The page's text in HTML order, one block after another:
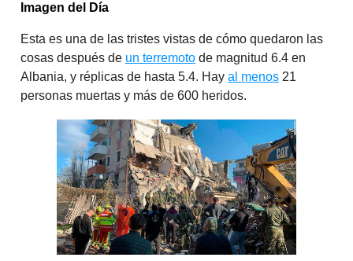
Imagen del Día
Esta es una de las tristes vistas de cómo quedaron las
cosas después de un terremoto de magnitud 6.4 en
Albania, y réplicas de hasta 5.4. Hay al menos 21
personas muertas y más de 600 heridos.